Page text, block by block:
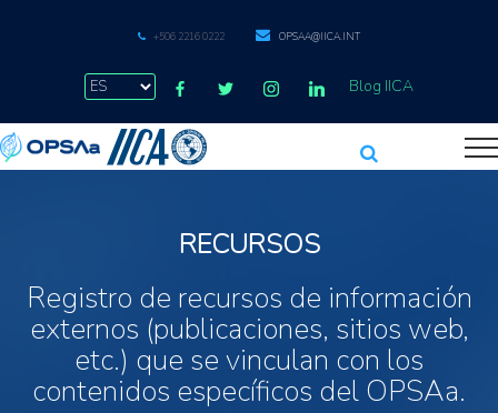
+506 2216 0222 OPSAA@IICA.INT
Blog IICA
RECURSOS
Registro de recursos de información
externos (publicaciones, sitios web,
etc.) que se vinculan con los
contenidos específicos del OPSAa.